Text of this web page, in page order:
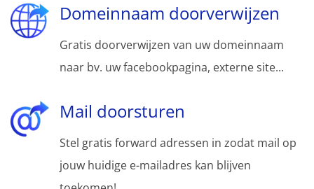
Domeinnaam doorverwijzen
Gratis doorverwijzen van uw domeinnaam
naar bv. uw facebookpagina, externe site...
Mail doorsturen
Stel gratis forward adressen in zodat mail op
jouw huidige e-mailadres kan blijven